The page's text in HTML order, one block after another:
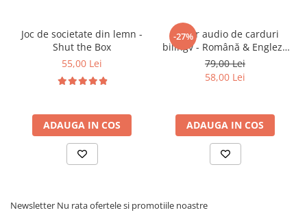
Oferă satisfacția descoperirii și experimentării
Contribuie la înțelegerea relațiilor între acțiuni și
rezultate
Copii12–18 luni
Activități senzoriale acasă sau în deplasare
Dezvoltarea abilităților motorii și cognitive
Joc de societate din lemn -
Shut the Box
55,00 Lei
ADAUGA IN COS
-27%
Cititor audio de carduri
bilingv - Română & Engleză
Albastru (224 carduri / 448
cuvinte)
79,00 Lei
58,00 Lei
ADAUGA IN COS
Newsletter Nu rata ofertele si promotiile noastre